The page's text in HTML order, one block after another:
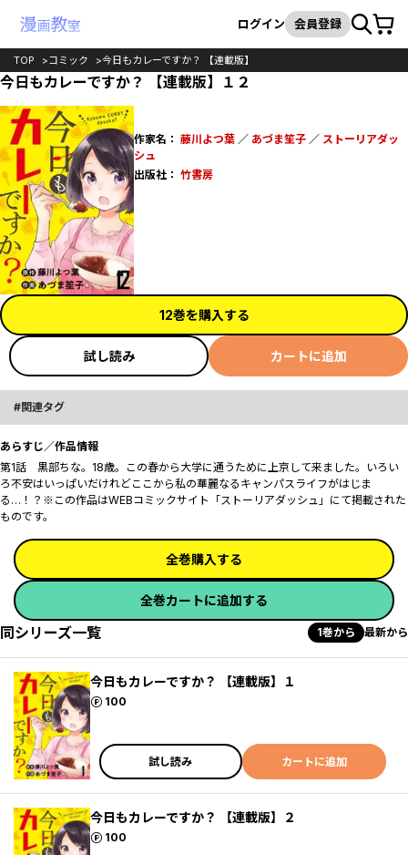
検索
ログイン 会員登録カート
TOP コミック 今日もカレーですか？ 【連載版】
今日もカレーですか？ 【連載版】１２
作家名： 藤川よつ葉／ あづま笙子／ ストーリアダッ
シュ
出版社： 竹書房
12巻を購入する
試し読み カートに追加
関連タグ
あらすじ／作品情報
第1話 黒部ちな。18歳。この春から大学に通うために上京して来ました。いろい
ろ不安はいっぱいだけれどここから私の華麗なるキャンパスライフがはじま
る…！？※この作品はWEBコミックサイト「ストーリアダッシュ」にて掲載された
ものです。
全巻購入する
全巻カートに追加する
同シリーズ一覧 1巻から 最新から
今日もカレーですか？ 【連載版】１
100
ポイント
試し読み カートに追加
今日もカレーですか？ 【連載版】２
100
ポイント